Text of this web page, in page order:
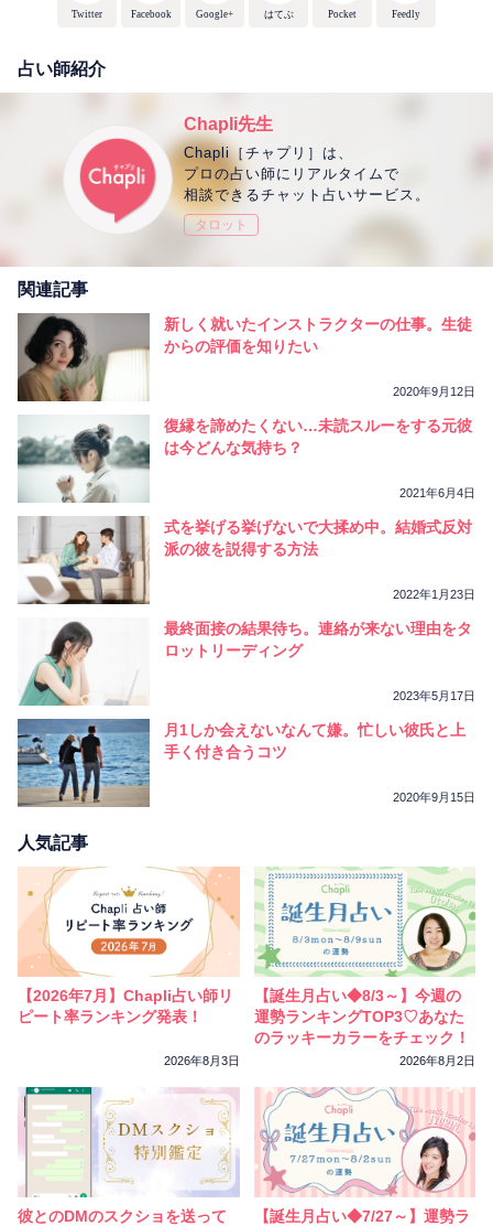
Twitter Facebook Google+ はてぶ Pocket Feedly
占い師紹介
Chapli先生
Chapli［チャプリ］は、
プロの占い師にリアルタイムで
相談できるチャット占いサービス。
タロット
関連記事
新しく就いたインストラクターの仕事。生徒
からの評価を知りたい
2020年9月12日
復縁を諦めたくない…未読スルーをする元彼
は今どんな気持ち？
2021年6月4日
式を挙げる挙げないで大揉め中。結婚式反対
派の彼を説得する方法
2022年1月23日
最終面接の結果待ち。連絡が来ない理由をタ
ロットリーディング
2023年5月17日
月1しか会えないなんて嫌。忙しい彼氏と上
手く付き合うコツ
2020年9月15日
人気記事
【2026年7月】Chapli占い師リ
ピート率ランキング発表！
2026年8月3日
【誕生月占い◆8/3～】今週の
運勢ランキングTOP3♡あなた
のラッキーカラーをチェック！
2026年8月2日
彼とのDMのスクショを送って
【誕生月占い◆7/27～】運勢ラ